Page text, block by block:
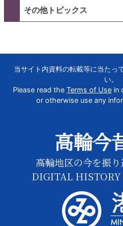
その他トピックス
当サイト内資料の転載等に当たって
い。
Please read the Terms of Use in
or otherwise use any
高輪今
高輪地区の今を振
DIGITAL